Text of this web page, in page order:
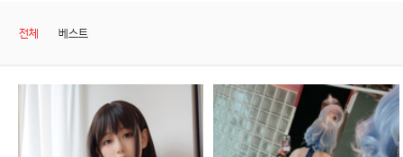
전체 베스트